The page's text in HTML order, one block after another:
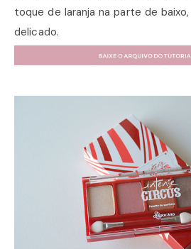
toque de laranja na parte de
delicado.